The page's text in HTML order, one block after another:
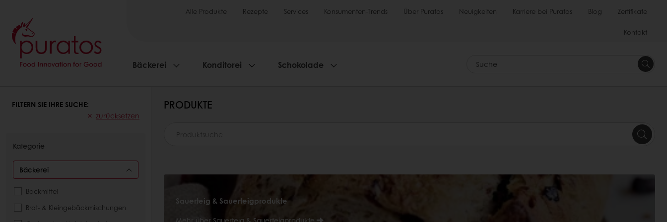
Alle Produkte Rezepte Services Konsumenten-Trends Über Puratos Neuigkeiten Karriere bei Puratos Blog Zertifikate
Kontakt
Bäckerei Konditorei Schokolade Suche
FILTERN SIE IHRE SUCHE:
zurücksetzen
Kategorie
Bäckerei
Backmittel
Brot- & Kleingebäckmischungen
PRODUKTE
Sauerteig & Sauerteigprodukte
Mehr über Sauerteig & Sauerteigprodukte